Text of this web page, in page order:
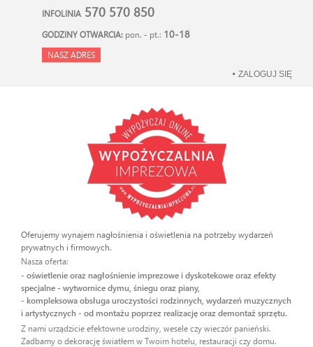
INFOLINIA 570 570 850
GODZINY OTWARCIA: pon. - pt.: 10-18
NASZ ADRES
ZALOGUJ SIĘ
Oferujemy wynajem nagłośnienia i oświetlenia na potrzeby wydarzeń
prywatnych i firmowych.
Nasza oferta:
- oświetlenie oraz nagłośnienie imprezowe i dyskotekowe oraz efekty
specjalne - wytwornice dymu, śniegu oraz piany,
- kompleksowa obsługa uroczystości rodzinnych, wydarzeń muzycznych
i artystycznych - od montażu poprzez realizację oraz demontaż sprzętu.
Z nami urządzicie efektowne urodziny, wesele czy wieczór panieński.
Zadbamy o dekorację światłem w Twoim hotelu, restauracji czy domu.